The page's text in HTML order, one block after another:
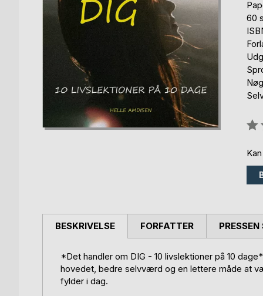
60
BESKRIVELSE
*Det handler om DIG - 10 livslektioner på 10
hovedet, bedre selvværd og en lettere måde at
fylder i dag.
FORFATTER PRESSEN